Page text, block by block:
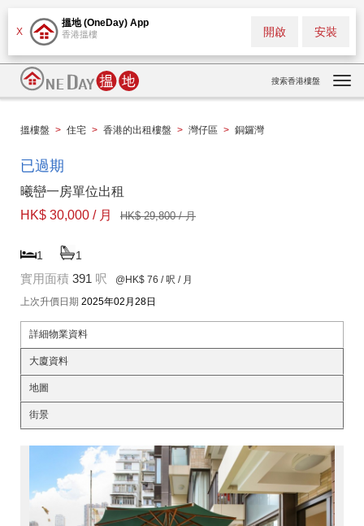
X
搵地 (OneDay) App
香港搵樓 安裝
開啟
搜索香港樓盤
搵樓盤 > 住宅 > 香港的出租樓盤 > 灣仔區 > 銅鑼灣
已過期
曦巒一房單位出租
HK$ 30,000 / 月
HK$ 29,800 / 月
1 1
實用面積 391 呎 @HK$ 76 / 呎 / 月
上次升價日期 2025年02月28日
詳細物業資料
大廈資料
地圖
街景